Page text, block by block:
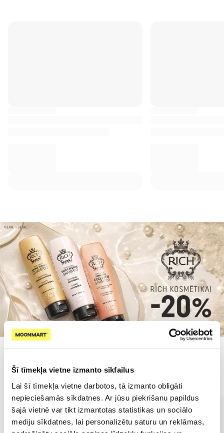
Šī tīmekļa vietne izmanto sīkfailus
Lai šī tīmekļa vietne darbotos, tā izmanto obligāti
nepieciešamās sīkdatnes. Ar jūsu piekrišanu papildus
šajā vietnē var tikt izmantotas statistikas un sociālo
mediju sīkdatnes, lai personalizētu saturu un reklāmas,
Populārākie kategorijā